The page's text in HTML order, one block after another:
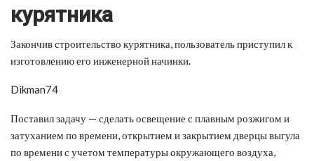
курятника
Закончив строительство курятника, пользователь приступил к
изготовлению его инженерной начинки.
Dikman74
Поставил задачу — сделать освещение с плавным розжигом и
затуханием по времени, открытием и закрытием дверцы выгула
по времени с учетом температуры окружающего воздуха,